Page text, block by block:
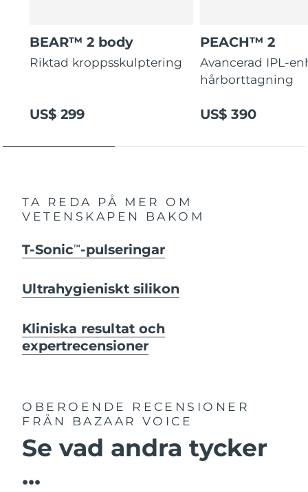
BEAR™ 2 body
Riktad kroppsskulptering
US$ 299
PEACH™ 2
Avancerad IPL-
hårborttagning
US$ 390
TA REDA PÅ MER OM
VETENSKAPEN BAKOM
T-SonicTM -pulseringar
Ultrahygieniskt silikon
Kliniska resultat och
expertrecensioner
OBEROENDE RECENSIONER
FRÅN BAZAAR VOICE
Se vad andra tycker
...